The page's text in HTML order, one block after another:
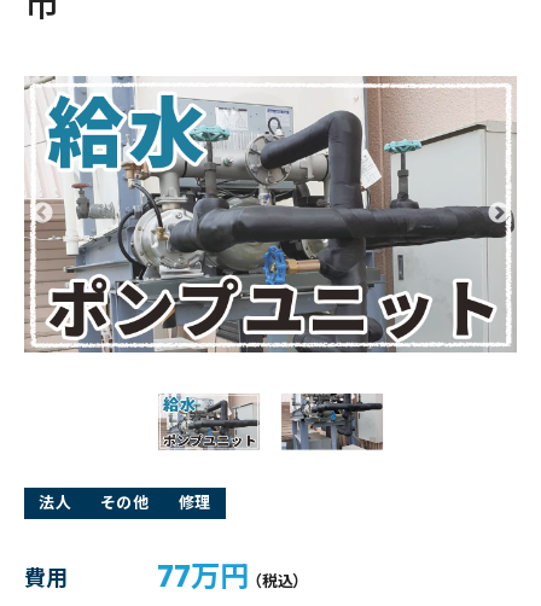
法人 その他 修理
費用 77万円 （税込）